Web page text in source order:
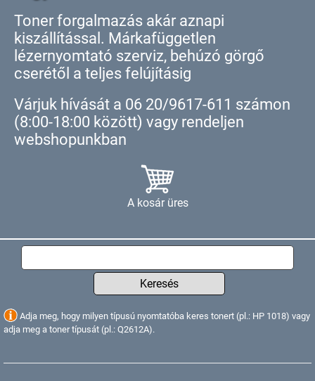
Toner forgalmazás akár aznapi
kiszállítással. Márkafüggetlen
lézernyomtató szerviz, behúzó görgő
cserétől a teljes felújításig
Várjuk hívását a 06 20/9617-611 számon
(8:00-18:00 között) vagy rendeljen
webshopunkban
A kosár üres
Keresés
Adja meg, hogy milyen típusú nyomtatóba keres tonert (pl.: HP 1018) vagy
adja meg a toner típusát (pl.: Q2612A).